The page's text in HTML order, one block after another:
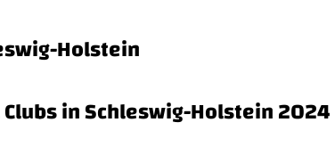
Holstein
in Schleswig-Holstein 2024